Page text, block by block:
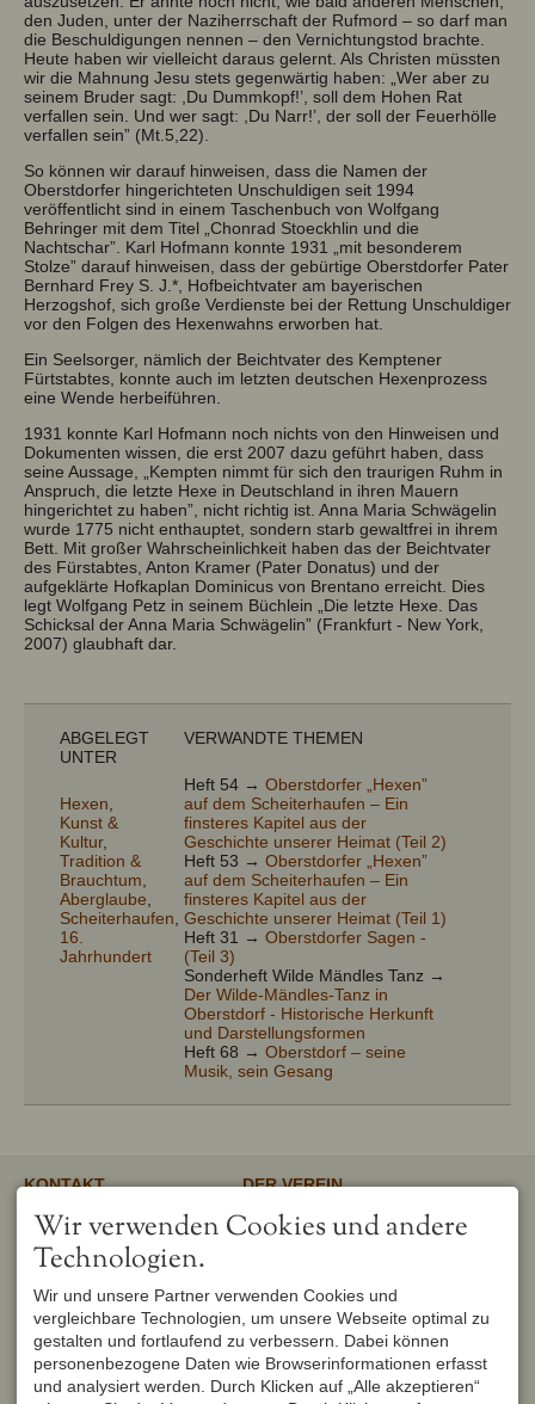
den Juden, unter der Naziherrschaft der Rufmord – so darf man
die Beschuldigungen nennen – den Vernichtungstod brachte.
Heute haben wir vielleicht daraus gelernt. Als Christen müssten
wir die Mahnung Jesu stets gegenwärtig haben: „Wer aber zu
seinem Bruder sagt: ,Du Dummkopf!’, soll dem Hohen Rat
verfallen sein. Und wer sagt: ,Du Narr!’, der soll der Feuerhölle
verfallen sein” (Mt.5,22).
So können wir darauf hinweisen, dass die Namen der
Oberstdorfer hingerichteten Unschuldigen seit 1994
veröffentlicht sind in einem Taschenbuch von Wolfgang
Behringer mit dem Titel „Chonrad Stoeckhlin und die
Nachtschar”. Karl Hofmann konnte 1931 „mit besonderem
Stolze” darauf hinweisen, dass der gebürtige Oberstdorfer Pater
Bernhard Frey S. J.*, Hofbeichtvater am bayerischen
Herzogshof, sich große Verdienste bei der Rettung Unschuldiger
vor den Folgen des Hexenwahns erworben hat.
Ein Seelsorger, nämlich der Beichtvater des Kemptener
Fürtstabtes, konnte auch im letzten deutschen Hexenprozess
eine Wende herbeiführen.
1931 konnte Karl Hofmann noch nichts von den Hinweisen und
Dokumenten wissen, die erst 2007 dazu geführt haben, dass
seine Aussage, „Kempten nimmt für sich den traurigen Ruhm in
Anspruch, die letzte Hexe in Deutschland in ihren Mauern
hingerichtet zu haben”, nicht richtig ist. Anna Maria Schwägelin
wurde 1775 nicht enthauptet, sondern starb gewaltfrei in ihrem
Bett. Mit großer Wahrscheinlichkeit haben das der Beichtvater
des Fürstabtes, Anton Kramer (Pater Donatus) und der
aufgeklärte Hofkaplan Dominicus von Brentano erreicht. Dies
legt Wolfgang Petz in seinem Büchlein „Die letzte Hexe. Das
Schicksal der Anna Maria Schwägelin” (Frankfurt - New York,
2007) glaubhaft dar.
ABGELEGT
UNTER
Hexen
Kunst &
Kultur,
Tradition &
Brauchtum
Aberglaube
Scheiterhaufen
16.
Jahrhundert
VERWANDTE THEMEN
Heft 54 → Oberstdorfer „Hexen”
auf dem Scheiterhaufen – Ein
finsteres Kapitel aus der
Geschichte unserer Heimat (Teil 2)
Heft 53 → Oberstdorfer „Hexen”
auf dem Scheiterhaufen – Ein
finsteres Kapitel aus der
Geschichte unserer Heimat (Teil 1)
Heft 31 → Oberstdorfer Sagen -
(Teil 3)
Sonderheft Wilde Mändles Tanz →
Der Wilde-Mändles-Tanz in
Oberstdorf - Historische Herkunft
und Darstellungsformen
Heft 68 → Oberstdorf – seine
Musik, sein Gesang
KONTAKT
Verschönerungsverein
Oberstdorf e.V.
1. Vorsitzender
Peter Titzler
87561 Oberstdorf
DEUTSCHLAND
Tel.+49 8322 6759
info@verschoenerungsverein-
oberstdorf.de
DER VEREIN
Unser gemeinnütziger Verein
unterstützt und fördert den
Brauchtum in Oberstdorf.
UNSER OBERSTDORF WEITERFÜHRENDE LINKS
Wir verwenden Cookies und andere
Technologien.
Wir und unsere Partner verwenden Cookies und
vergleichbare Technologien, um unsere Webseite optimal zu
gestalten und fortlaufend zu verbessern. Dabei können
personenbezogene Daten wie Browserinformationen erfasst
und analysiert werden. Durch Klicken auf „Alle akzeptieren“